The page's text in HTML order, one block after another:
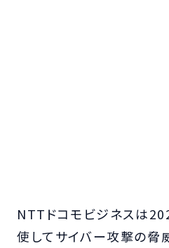
NTTドコモビジネスは
使してサイバー攻撃の脅